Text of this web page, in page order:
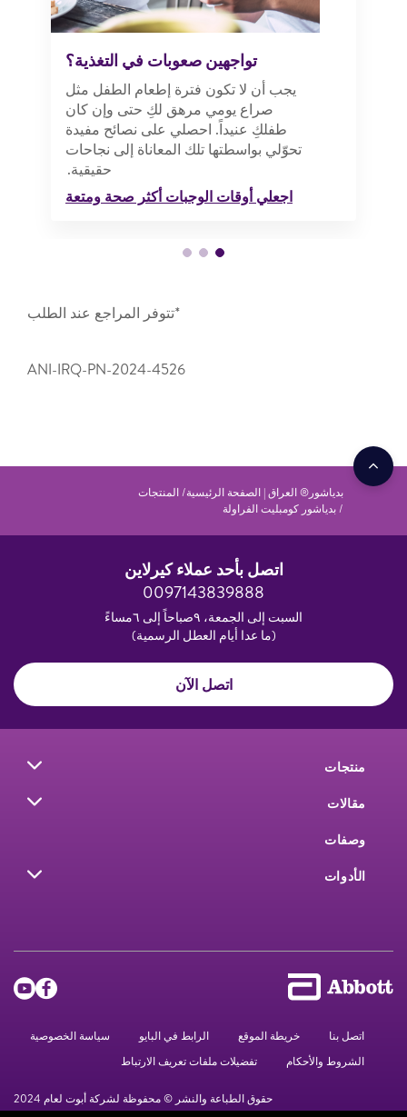
تواجهين صعوبات في التغذية؟
يجب أن لا تكون فترة إطعام الطفل مثل
صراع يومي مرهق لكِ حتى وإن كان
طفلكِ عنيداً. احصلي على نصائح مفيدة
تحوّلي بواسطتها تلك المعاناة إلى نجاحات
حقيقية.
اجعلي أوقات الوجبات أكثر صحة ومتعة
*تتوفر المراجع عند الطلب
ANI-IRQ-PN-2024-4526
بدياشور® العراق | الصفحة الرئيسية المنتجات
بدياشور كومبليت الفراولة
اتصل بأحد عملاء كيرلاين
0097143839888
السبت إلى الجمعة، ٩صباحاً إلى ٦مساءً
(ما عدا أيام العطل الرسمية)
اتصل الآن
منتجات
مقالات
وصفات
الأدوات
اتصل بنا خريطة الموقع الرابط في البايو
سياسة الخصوصية
الشروط والأحكام
تفضيلات ملفات تعريف الارتباط
حقوق الطباعة والنشر © محفوظة لشركة أبوت لعام 2024